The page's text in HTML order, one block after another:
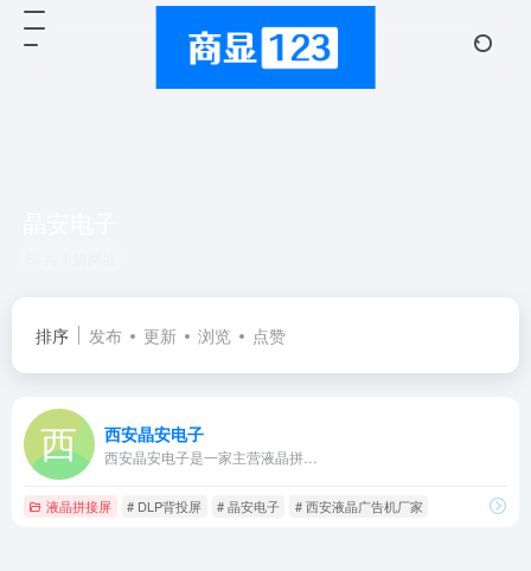
排序 发布 更新 浏览 点赞
西安晶安电子
西安晶安电子是一家主营液晶拼…
液晶拼接屏 # DLP背投屏 # 晶安电子 # 西安液晶广告机厂家